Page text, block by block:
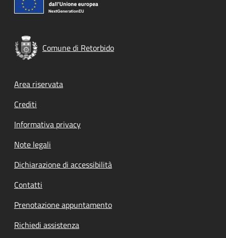
Comune di Retorbido
Footer menu
Area riservata
Crediti
Informativa privacy
Note legali
Dichiarazione di accessibilità
Contatti
Prenotazione appuntamento
Richiedi assistenza